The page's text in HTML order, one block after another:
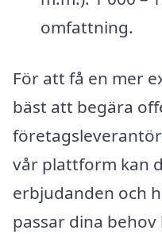
omfattning.
För att få en mer
bäst att begära
vår plattform kan
erbjudanden och
passar dina